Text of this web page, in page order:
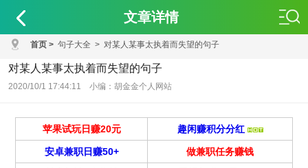
文章详情
首页 > 句子大全 > 对某人某事太执着而失望的句子
对某人某事太执着而失望的句子
2020/10/1 17:44:11 小编：胡金金个人网站
苹果试玩日赚20元 趣闲赚积分分红
安卓兼职日赚50+ 做兼职任务赚钱